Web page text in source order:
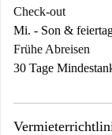
Check-out
Mi. - Son &
Frühe Abreisen
30 Tage